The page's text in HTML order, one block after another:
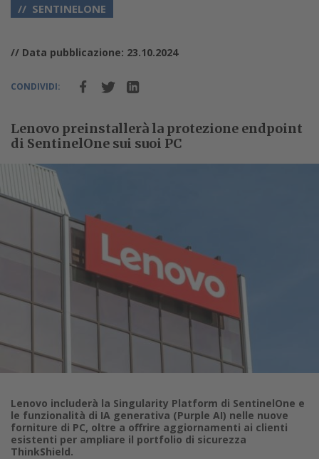
SENTINELONE
// Data pubblicazione: 23.10.2024
CONDIVIDI:
Lenovo preinstallerà la protezione endpoint
di SentinelOne sui suoi PC
Lenovo includerà la Singularity Platform di SentinelOne e
le funzionalità di IA generativa (Purple AI) nelle nuove
forniture di PC, oltre a offrire aggiornamenti ai clienti
esistenti per ampliare il portfolio di sicurezza
ThinkShield.